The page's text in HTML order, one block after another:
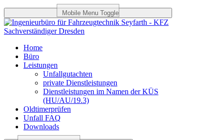
Mobile Menu Toggle
Home
Büro
Leistungen
Unfallgutachten
private Dienstleistungen
Dienstleistungen im Namen der KÜS
(HU/AU/19.3)
Oldtimerprüfen
Unfall FAQ
Downloads